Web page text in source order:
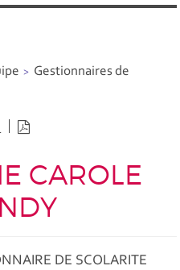
Gestionnaires de
CAROLE
DE SCOLARITE